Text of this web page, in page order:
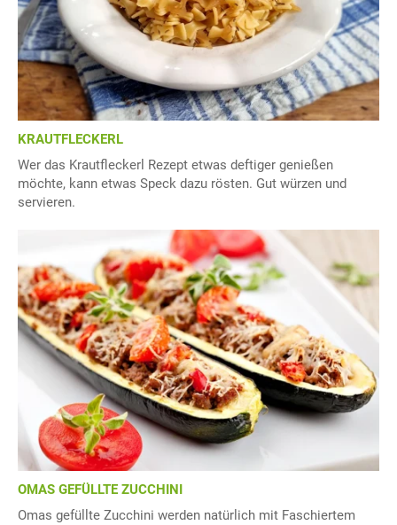
KRAUTFLECKERL
Wer das Krautfleckerl Rezept etwas deftiger genießen
möchte, kann etwas Speck dazu rösten. Gut würzen und
servieren.
OMAS GEFÜLLTE ZUCCHINI
Omas gefüllte Zucchini werden natürlich mit Faschiertem